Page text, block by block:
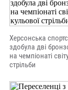
Херсонська
здобула дві
на чемпіонаті
стрільби